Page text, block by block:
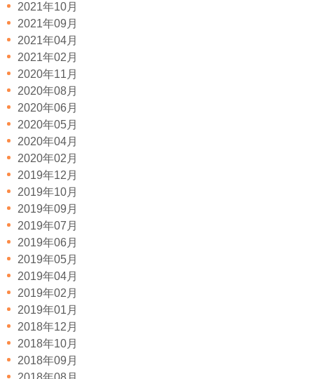
2021年10月
2021年09月
2021年04月
2021年02月
2020年11月
2020年08月
2020年06月
2020年05月
2020年04月
2020年02月
2019年12月
2019年10月
2019年09月
2019年07月
2019年06月
2019年05月
2019年04月
2019年02月
2019年01月
2018年12月
2018年10月
2018年09月